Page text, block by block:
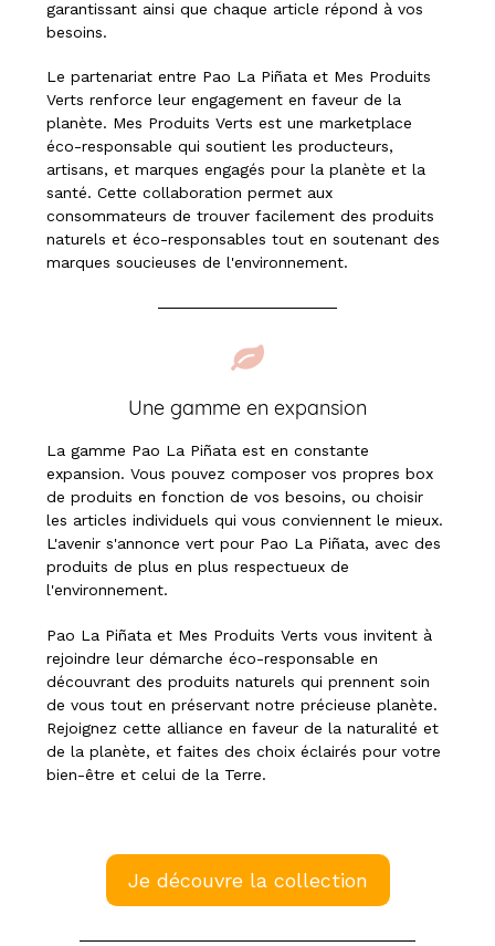
garantissant ainsi que chaque article répond à vos
besoins.
Le partenariat entre Pao La Piñata et Mes Produits
Verts renforce leur engagement en faveur de la
planète. Mes Produits Verts est une marketplace
éco-responsable qui soutient les producteurs,
artisans, et marques engagés pour la planète et la
santé. Cette collaboration permet aux
consommateurs de trouver facilement des produits
naturels et éco-responsables tout en soutenant des
marques soucieuses de l'environnement.
Une gamme en expansion
La gamme Pao La Piñata est en constante
expansion. Vous pouvez composer vos propres box
de produits en fonction de vos besoins, ou choisir
les articles individuels qui vous conviennent le mieux.
L'avenir s'annonce vert pour Pao La Piñata, avec des
produits de plus en plus respectueux de
l'environnement.
Pao La Piñata et Mes Produits Verts vous invitent à
rejoindre leur démarche éco-responsable en
découvrant des produits naturels qui prennent soin
de vous tout en préservant notre précieuse planète.
Rejoignez cette alliance en faveur de la naturalité et
de la planète, et faites des choix éclairés pour votre
bien-être et celui de la Terre.
Je découvre la collection